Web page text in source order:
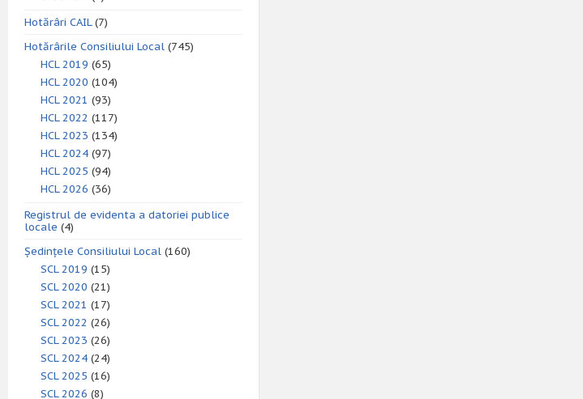
Hotărâri CAIL(7)
Hotărârile Consiliului Local (745)
HCL 2019 (65)
HCL 2020 (104)
HCL 2021 (93)
HCL 2022 (117)
HCL 2023 (134)
HCL 2024 (97)
HCL 2025 (94)
HCL 2026 (36)
Registrul de evidenta a datoriei publice
locale (4)
Ședințele Consiliului Local (160)
SCL 2019 (15)
SCL 2020 (21)
SCL 2021 (17)
SCL 2022 (26)
SCL 2023 (26)
SCL 2024 (24)
SCL 2025 (16)
SCL 2026 (8)